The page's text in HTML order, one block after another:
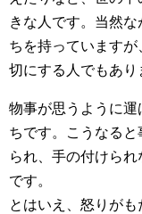
きな人です。当然
ちを持っています
切にする人でもあり
物事が思うように
ちです。こうなる
られ、手の付けら
です。
とはいえ、怒りが